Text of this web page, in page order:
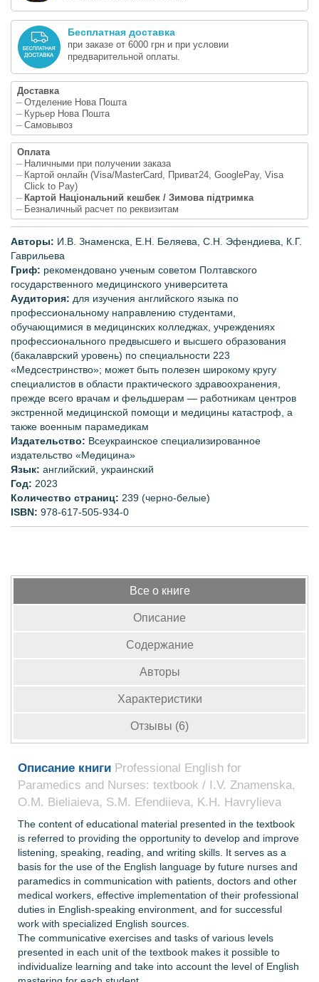
Бесплатная доставка
при заказе от 6000 грн и при условии
предварительной оплаты.
Доставка
Отделение Нова Пошта
Курьер Нова Пошта
Самовывоз
Оплата
Наличными при получении заказа
Картой онлайн (Visa/MasterCard, Приват24, GooglePay, Visa
Click to Pay)
Картой Національний кешбек / Зимова підтримка
Безналичный расчет по реквизитам
Авторы: И.В. Знаменска, Е.Н. Беляева, С.Н. Эфендиева, К.Г.
Гаврильева
Гриф: рекомендовано ученым советом Полтавского
государственного медицинского университета
Аудитория: для изучения английского языка по
профессиональному направлению студентами,
обучающимися в медицинских колледжах, учреждениях
профессионального предвысшего и высшего образования
(бакалаврский уровень) по специальности 223
«Медсестринство»; может быть полезен широкому кругу
специалистов в области практического здравоохранения,
прежде всего врачам и фельдшерам — работникам центров
экстренной медицинской помощи и медицины катастроф, а
также военным парамедикам
Издательство: Всеукраинское специализированное
издательство «Медицина»
Язык: английский, украинский
Год: 2023
Количество страниц: 239 (черно-белые)
ISBN: 978-617-505-934-0
Все о книге
Описание
Содержание
Авторы
Характеристики
Отзывы (6)
Описание книги Professional English for
Paramedics and Nurses: textbook / I.V. Znamenska,
O.M. Bieliaieva, S.M. Efendiieva, K.H. Havrylieva
The content of educational material presented in the textbook
is referred to providing the opportunity to develop and improve
listening, speaking, reading, and writing skills. It serves as a
basis for the use of the English language by future nurses and
paramedics in communication with patients, doctors and other
medical workers, effective implementation of their professional
duties in English-speaking environment, and for successful
work with specialized English sources.
The communicative exercises and tasks of various levels
presented in each unit of the textbook makes it possible to
individualize learning and take into account the level of English